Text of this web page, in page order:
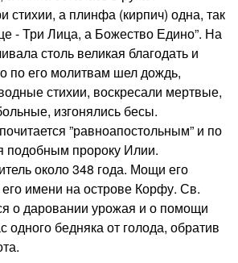
стихии, а плинфа (кирпич) одна, так
- Три Лица, а Божество Едино”. На
столь великая благодать и
по его молитвам шел дождь,
стихии, воскресали мертвые,
изгонялись бесы.
”равноапостольным” и по
подобным пророку Илии.
около 348 года. Мощи его
его имени на острове Корфу. Св.
о даровании урожая и о помощи
одного бедняка от голода, обратив